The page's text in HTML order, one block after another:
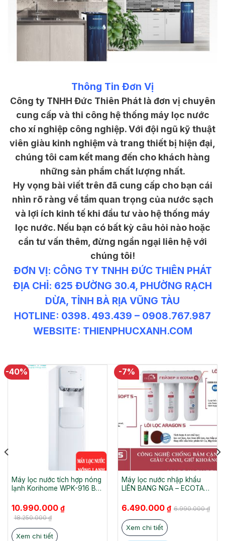
Thông Tin Đơn Vị
Công ty TNHH Đức Thiên Phát là đơn vị chuyên
cung cấp và thi công hệ thống máy lọc nước
cho xí nghiệp công nghiệp. Với đội ngũ kỹ thuật
viên giàu kinh nghiệm và trang thiết bị hiện đại,
chúng tôi cam kết mang đến cho khách hàng
những sản phẩm chất lượng nhất.
Hy vọng bài viết trên đã cung cấp cho bạn cái
nhìn rõ ràng về tầm quan trọng của nước sạch
và lợi ích kinh tế khi đầu tư vào hệ thống máy
lọc nước. Nếu bạn có bất kỳ câu hỏi nào hoặc
cần tư vấn thêm, đừng ngần ngại liên hệ với
chúng tôi!
ĐƠN VỊ: CÔNG TY TNHH ĐỨC THIÊN PHÁT
ĐỊA CHỈ: 625 ĐƯỜNG 30.4, PHƯỜNG RẠCH
DỪA, TỈNH BÀ RỊA VŨNG TÀU
HOTLINE: 0398. 493.439 – 0908.767.987
WEBSITE: THIENPHUCXANH.COM
-40%
Máy lọc nước tích hợp nóng
lạnh Korihome WPK-916 Bà
18.250.000₫
Giá
gốc
là:
10.990.000 ₫
Giá
hiện
tại
10.990.000 ₫.
Xem chi tiết
-7%
Máy lọc nước nhập khẩu
LIÊN BANG NGA – ECOTAR
6.990.000₫
Giá
gốc
6.990.000 ₫.
6.490.000 ₫
Giá
hiện
là:
6.490.000 ₫.
Xem chi tiết